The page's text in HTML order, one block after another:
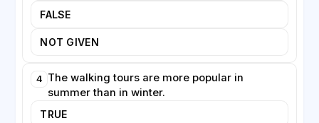
FALSE
NOT GIVEN
4 The walking tours are more popular in
summer than in winter.
TRUE